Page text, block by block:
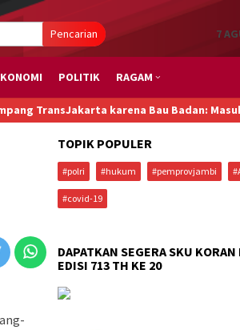
Pencarian 7
POLITIK RAGAM
karena Bau Badan: Masuk Ranah Isu
TOPIK POPULER
#polri #hukum #pemprovjambi
#covid-19
DAPATKAN SEGERA SKU
EDISI 713 TH KE 20